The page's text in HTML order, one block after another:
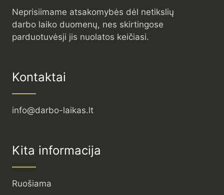
Neprisiimame atsakomybės dėl netikslių
darbo laiko duomenų, nes skirtingose
parduotuvėsji jis nuolatos keičiasi.
Kontaktai
info@darbo-laikas.lt
Kita informacija
Ruošiama